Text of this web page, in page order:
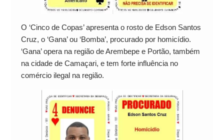
O ‘Cinco de Copas’ apresenta o rosto de Edson Santos
Cruz, o ‘Gana’ ou ‘Bomba’, procurado por homicídio.
‘Gana’ opera na região de Arembepe e Portão, também
na cidade de Camaçari, e tem forte influência no
comércio ilegal na região.